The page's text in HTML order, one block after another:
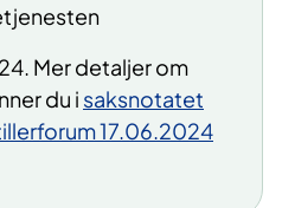
Mer detaljer om
du i saksnotatet
17.06.2024